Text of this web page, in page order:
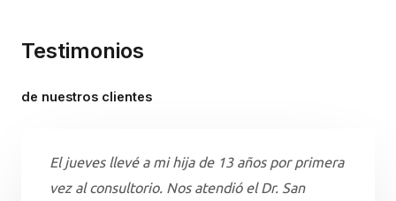
Testimonios
de nuestros clientes
El jueves llevé a mi hija de 13 años por primera
vez al consultorio. Nos atendió el Dr. San